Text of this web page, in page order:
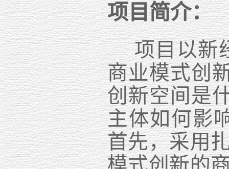
项目简介：
项目以新
商业模式创
创新空间是
主体如何影
首先，采用
模式创新的